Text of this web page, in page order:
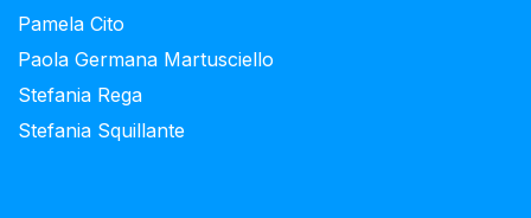
Pamela Cito
Paola Germana Martusciello
Stefania Rega
Stefania Squillante